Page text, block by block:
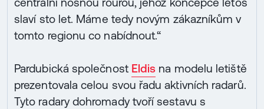
slaví sto let. Máme tedy novým zákazníkům v
tomto regionu co nabídnout.“
Pardubická společnost Eldis na modelu letiště
prezentovala celou svou řadu aktivních radarů.
Tyto radary dohromady tvoří sestavu s